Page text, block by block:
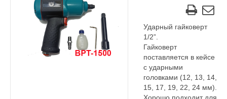
Ударный гайковерт
1/2”.
Гайковерт
поставляется в кейсе
с ударными
головками (12, 13, 14,
15, 17, 19, 22, 24 мм).